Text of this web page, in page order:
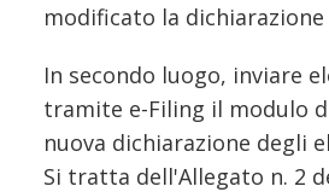
modificato la
In secondo luogo, inviare
tramite e-Filing il modulo
nuova dichiarazione degli
Si tratta dell'Allegato n. 2